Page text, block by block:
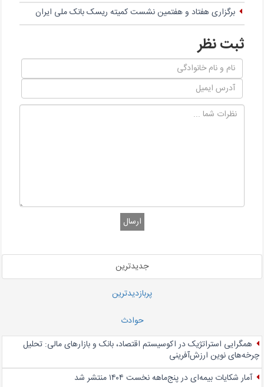
برگزاری هفتاد و هفتمین نشست کمیته ریسک بانک ملی ایران
ثبت نظر
ارسال
جدیدترین
پربازدیدترین
حوادث
همگرایی استراتژیک در اکوسیستم اقتصاد، بانک و بازارهای مالی: تحلیل
چرخه‌های نوین ارزش‌آفرینی
آمار شکایات بیمه‌ای در پنج‌‌ماهه نخست ۱۴۰۴ منتشر شد